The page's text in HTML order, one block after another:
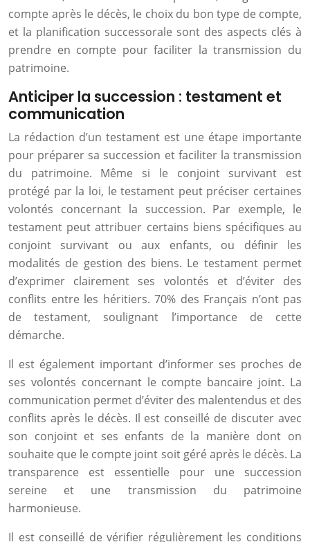
compte après le décès, le choix du bon type de compte,
et la planification successorale sont des aspects clés à
prendre en compte pour faciliter la transmission du
patrimoine.
Anticiper la succession : testament et
communication
La rédaction d’un testament est une étape importante
pour préparer sa succession et faciliter la transmission
du patrimoine. Même si le conjoint survivant est
protégé par la loi, le testament peut préciser certaines
volontés concernant la succession. Par exemple, le
testament peut attribuer certains biens spécifiques au
conjoint survivant ou aux enfants, ou définir les
modalités de gestion des biens. Le testament permet
d’exprimer clairement ses volontés et d’éviter des
conflits entre les héritiers. 70% des Français n’ont pas
de testament, soulignant l’importance de cette
démarche.
Il est également important d’informer ses proches de
ses volontés concernant le compte bancaire joint. La
communication permet d’éviter des malentendus et des
conflits après le décès. Il est conseillé de discuter avec
son conjoint et ses enfants de la manière dont on
souhaite que le compte joint soit géré après le décès. La
transparence est essentielle pour une succession
sereine et une transmission du patrimoine
harmonieuse.
Il est conseillé de vérifier régulièrement les conditions